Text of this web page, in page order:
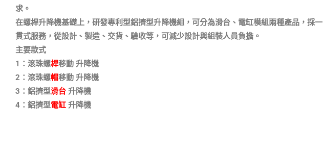
求。
在螺桿升降機基礎上，研發專利型鋁擠型升降機組，可分為滑台、電缸模組兩種產品，採一
貫式服務，從設計、製造、交貨、驗收等，可減少設計與組裝人員負擔。
主要款式
1：滾珠螺桿移動 升降機
2：滾珠螺帽移動 升降機
3：鋁擠型滑台 升降機
4：鋁擠型電缸 升降機